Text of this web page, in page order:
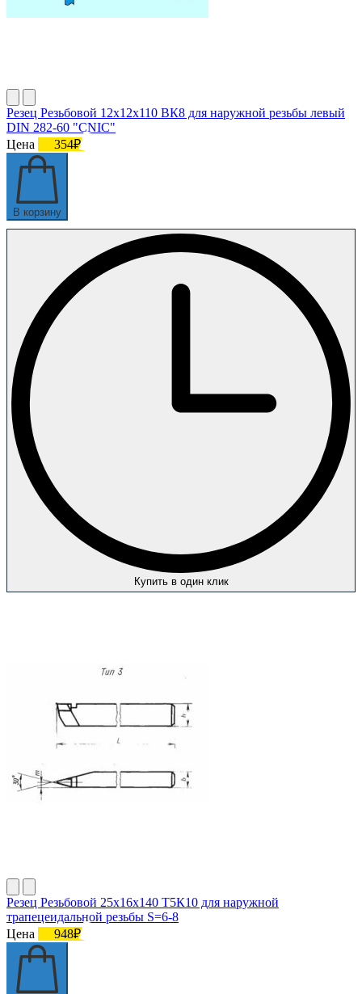
Резец Резьбовой 12х12х110 ВК8 для наружной резьбы левый
DIN 282-60 "CNIC"
Цена
354₽
В корзину
Купить в один клик
Резец Резьбовой 25х16х140 Т5К10 для наружной
трапецеидальной резьбы S=6-8
Цена
948₽